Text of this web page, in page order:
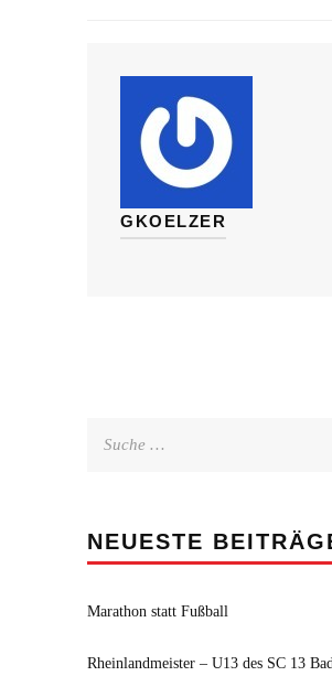
GKOELZER
NEUESTE
Marathon statt Fußball
Rheinlandmeister – U13 des SC 13